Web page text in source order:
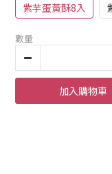
紫芋蛋黃酥8入
數量
加入購物車